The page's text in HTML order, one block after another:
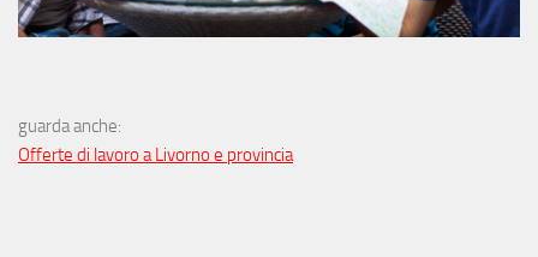
guarda anche:
Offerte di lavoro a Livorno e provincia